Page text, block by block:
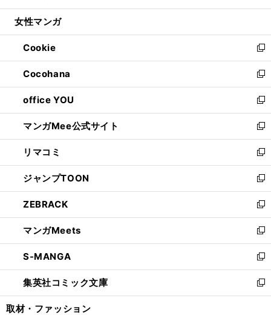
開
ウ
開
く
ン
ウ
で
開
く
ウ
ン
ド
ウ
で
開
く
し
ウ
ィ
ン
ド
ウ
で
開
く
女性マンガ
Cookie
新
し
い
ウ
ィ
ン
ド
ウ
で
開
く
Cocohana
新
し
い
ウ
ィ
ン
ド
ウ
で
開
く
office YOU
新
し
い
ウ
ィ
ン
ド
ウ
で
開
く
マンガMee公式サイト
新
し
い
ウ
ィ
ン
ド
ウ
で
開
く
リマコミ
新
し
い
ウ
ィ
ン
ド
ウ
で
開
く
ジャンプTOON
新
し
い
ウ
ィ
ン
ド
ウ
で
開
ZEBRACK
新
し
い
ウ
ィ
ン
ド
ウ
マンガMeets
新
し
い
ウ
ィ
ン
S-MANGA
新
し
い
ウ
集英社コミック文庫
新
し
取材・ファッション